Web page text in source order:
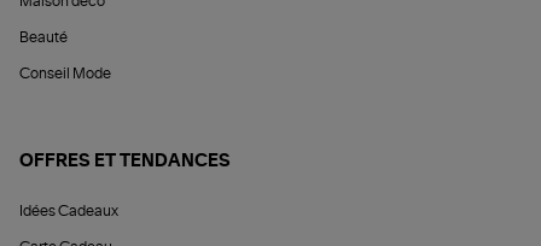
Beauté
Conseil Mode
OFFRES ET TENDANCES
Idées Cadeaux